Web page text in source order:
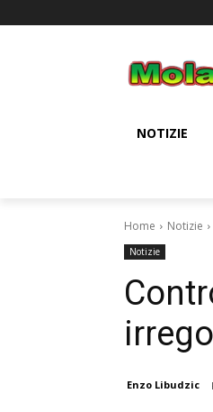
NOTIZIE
Home Notizie
Notizie
Enzo Libudzic